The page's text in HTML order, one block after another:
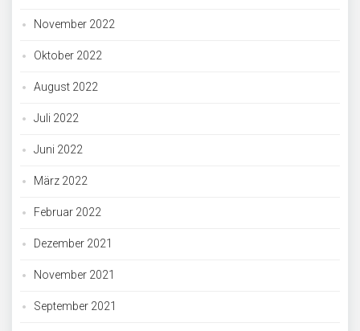
November 2022
Oktober 2022
August 2022
Juli 2022
Juni 2022
März 2022
Februar 2022
Dezember 2021
November 2021
September 2021